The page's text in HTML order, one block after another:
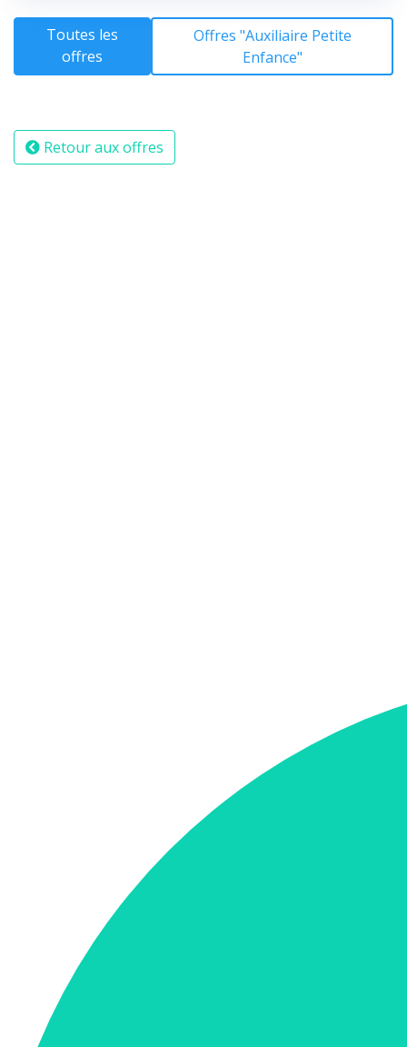
Toutes les
offres
Offres "Auxiliaire Petite
Enfance"
Retour aux offres